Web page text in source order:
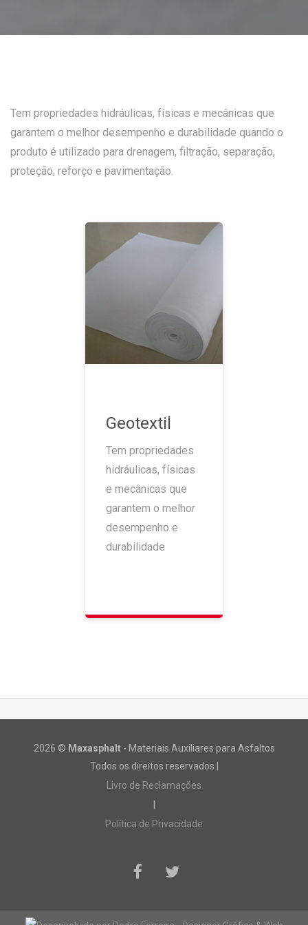
Tem propriedades hidráulicas, físicas e mecânicas que
garantem o melhor desempenho e durabilidade quando o
produto é utilizado para drenagem, filtração, separação,
proteção, reforço e pavimentação.
Geotextil
Tem propriedades
hidráulicas, físicas
e mecânicas que
garantem o melhor
desempenho e
durabilidade
2026 © Maxasphalt- Materiais Auxiliares para Asfaltos
Todos os direitos reservados |
Livro de Reclamações
Política de Privacidade